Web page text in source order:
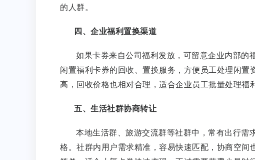
的人群。
四、企业福利置换渠道
如果卡券来自公司福利发放，可留意企业内部的
闲置福利卡券的回收、置换服务，方便员工处理闲
高，回收价格也相对合理，适合企业员工批量处理福
五、生活社群协商转让
本地生活群、旅游交流群等社群中，常有出行需
格。社群内用户需求精准，容易快速匹配，协商空